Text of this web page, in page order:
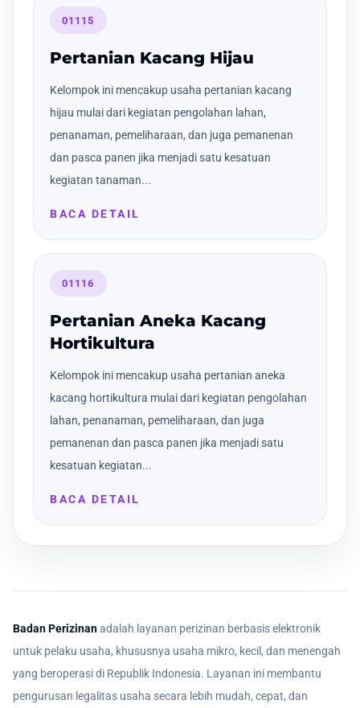
01115
Pertanian Kacang Hijau
Kelompok ini mencakup usaha pertanian kacang
hijau mulai dari kegiatan pengolahan lahan,
penanaman, pemeliharaan, dan juga pemanenan
dan pasca panen jika menjadi satu kesatuan
kegiatan tanaman...
BACA DETAIL
01116
Pertanian Aneka Kacang
Hortikultura
Kelompok ini mencakup usaha pertanian aneka
kacang hortikultura mulai dari kegiatan pengolahan
lahan, penanaman, pemeliharaan, dan juga
pemanenan dan pasca panen jika menjadi satu
kesatuan kegiatan...
BACA DETAIL
Badan Perizinanadalah layanan perizinan berbasis elektronik
untuk pelaku usaha, khususnya usaha mikro, kecil, dan menengah
yang beroperasi di Republik Indonesia. Layanan ini membantu
pengurusan legalitas usaha secara lebih mudah, cepat, dan